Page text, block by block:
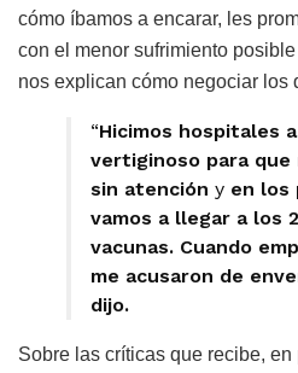
cómo íbamos a encarar, les
con el menor sufrimiento
nos explican cómo negociar los
“Hicimos hospitales
vertiginoso para que
sin atención y en los
vamos a llegar a los
vacunas. Cuando
me acusaron de
dijo.
Sobre las críticas que recibe,